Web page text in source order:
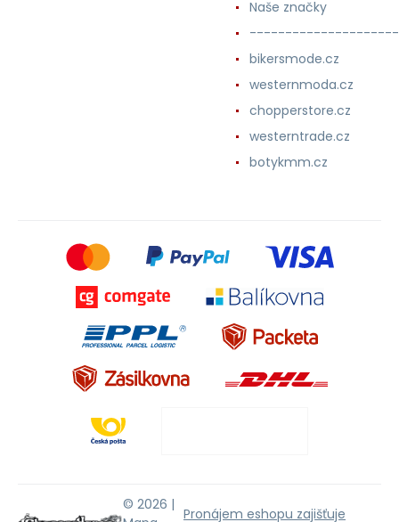
Naše značky
bikersmode.cz
westernmoda.cz
chopperstore.cz
westerntrade.cz
botykmm.cz
© 2026 |
Pronájem eshopu zajišťuje